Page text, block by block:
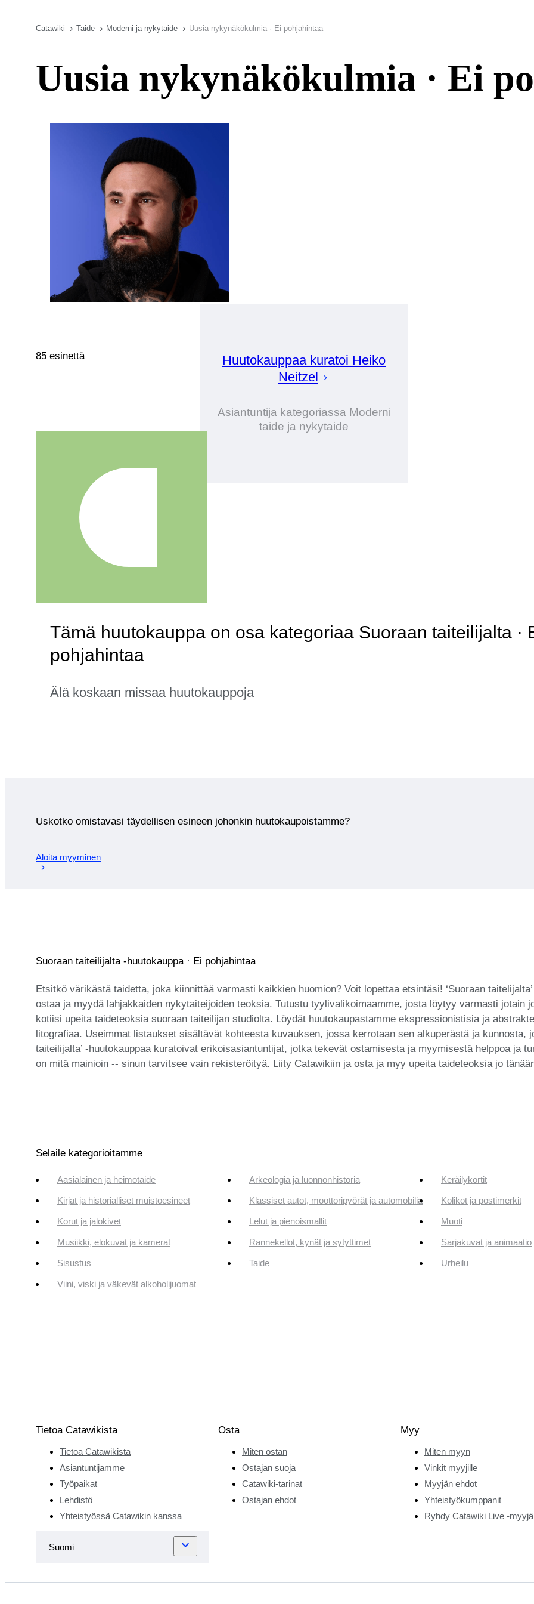
Catawiki Taide Moderni ja nykytaide Uusia nykynäkökulmia · Ei pohjahintaa
Uusia nykynäkökulmia · Ei
Huutokauppaa kuratoi Heiko
Neitzel
Asiantuntija kategoriassa Moderni
taide ja nykytaide
85 esinettä
Tämä huutokauppa on osa kategoriaa Suoraan taiteilijalta ·
pohjahintaa
Älä koskaan missaa huutokauppoja
Uskotko omistavasi täydellisen esineen johonkin huutokaupoistamme?
Aloita myyminen
Suoraan taiteilijalta -huutokauppa · Ei pohjahintaa
Etsitkö värikästä taidetta, joka kiinnittää varmasti kaikkien huomion? Voit lopettaa etsintäsi! ‘Suoraan
ostaa ja myydä lahjakkaiden nykytaiteijoiden teoksia. Tutustu tyylivalikoimaamme, josta löytyy varmasti jotain
kotiisi upeita taideteoksia suoraan taiteilijan studiolta. Löydät huutokaupastamme ekspressionistisia ja
litografiaa. Useimmat listaukset sisältävät kohteesta kuvauksen, jossa kerrotaan sen alkuperästä ja kunnosta,
taiteilijalta’ -huutokauppaa kuratoivat erikoisasiantuntijat, jotka tekevät ostamisesta ja myymisestä helppoa ja
on mitä mainioin -- sinun tarvitsee vain rekisteröityä. Liity Catawikiin ja osta ja myy upeita taideteoksia jo
Selaile kategorioitamme
Aasialainen ja heimotaide Arkeologia ja luonnonhistoria Keräilykortit
Kirjat ja historialliset muistoesineet Klassiset autot, moottoripyörät ja automobilia Kolikot ja postimerkit
Korut ja jalokivet Lelut ja pienoismallit Muoti
Musiikki, elokuvat ja kamerat Rannekellot, kynät ja sytyttimet Sarjakuvat ja animaatio
Sisustus Taide Urheilu
Viini, viski ja väkevät alkoholijuomat
Tietoa Catawikista
Tietoa Catawikista
Asiantuntijamme
Työpaikat
Lehdistö
Yhteistyössä Catawikin kanssa
Osta
Miten ostan
Ostajan suoja
Catawiki-tarinat
Ostajan ehdot
Myy
Miten myyn
Vinkit myyjille
Myyjän ehdot
Yhteistyökumppanit
Ryhdy Catawiki Live -